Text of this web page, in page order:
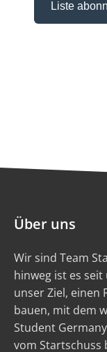
Über uns
Wir sind Team
hinweg ist es
unser Ziel, einen
bauen, mit dem
Student
vom Startschuss